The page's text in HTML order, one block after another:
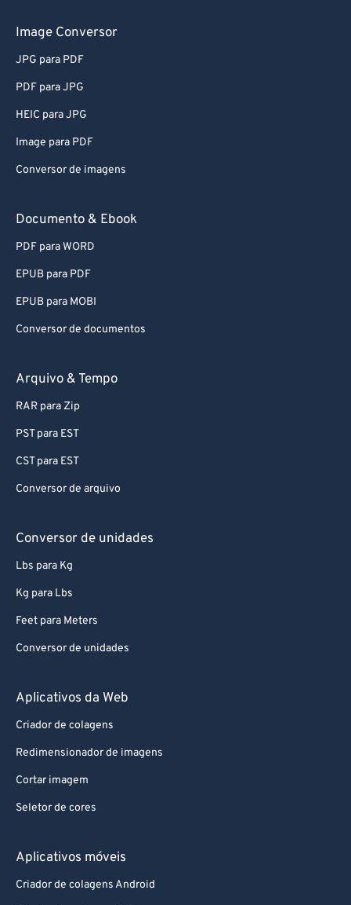
Image Conversor
JPG para PDF
PDF para JPG
HEIC para JPG
Image para PDF
Conversor de imagens
Documento & Ebook
PDF para WORD
EPUB para PDF
EPUB para MOBI
Conversor de documentos
Arquivo & Tempo
RAR para Zip
PST para EST
CST para EST
Conversor de arquivo
Conversor de unidades
Lbs para Kg
Kg para Lbs
Feet para Meters
Conversor de unidades
Aplicativos da Web
Criador de colagens
Redimensionador de imagens
Cortar imagem
Seletor de cores
Aplicativos móveis
Criador de colagens Android